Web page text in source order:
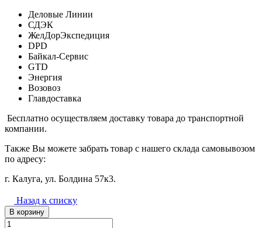
Деловые Линии
СДЭК
ЖелДорЭкспедиция
DPD
Байкал-Сервис
GTD
Энергия
Возовоз
Главдоставка
Бесплатно осуществляем доставку товара до транспортной
компании.
Также Вы можете забрать товар с нашего склада самовывозом
по адресу:
г. Калуга, ул. Болдина 57к3.
Назад к списку
В корзину